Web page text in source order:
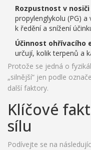
Rozpustnost v nosiči
propylenglykolu (PG)
k ředění a snížení
Účinnost ohřívacího
určují, kolik terpenů a
Protože se jedná o
„silnější“ jen podle
další faktory.
Klíčové
sílu
Podívejte se na